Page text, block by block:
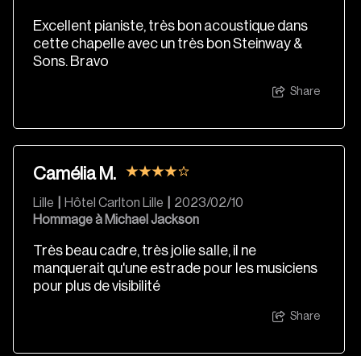
Excellent pianiste, très bon acoustique dans
cette chapelle avec un très bon Steinway &
Sons. Bravo
Share
Camélia M.
Lille Hôtel Carlton Lille
2023/02/10
Hommage à Michael Jackson
Très beau cadre, très jolie salle, il ne
manquerait qu'une estrade pour les musiciens
pour plus de visibilité
Share